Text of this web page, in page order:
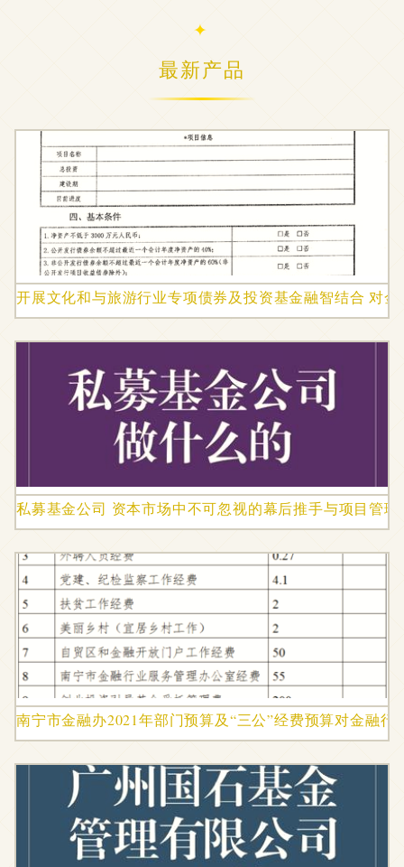
最新产品
开展文化和与旅游行业专项债券及投资基金融智结合 对
私募基金公司 资本市场中不可忽视的幕后推手与项目管理
南宁市金融办2021年部门预算及“三公”经费预算对金融